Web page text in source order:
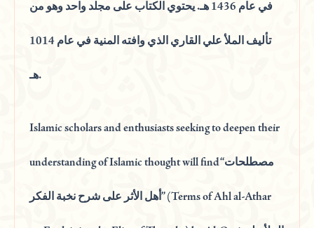
في عام 1436 هـ. يحتوي الكتاب على مجلد واحد وهو من
تأليف الملأ علي القاري الذي وافته المنية في عام 1014
هـ.
Islamic scholars and enthusiasts seeking to deepen their
understanding of Islamic thought will find “مصطلحات
أهل الأثر على شرح نخبة الفكر” (Terms of Ahl al-Athar